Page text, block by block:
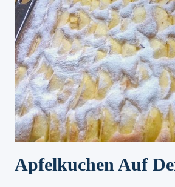
Apfelkuchen Auf